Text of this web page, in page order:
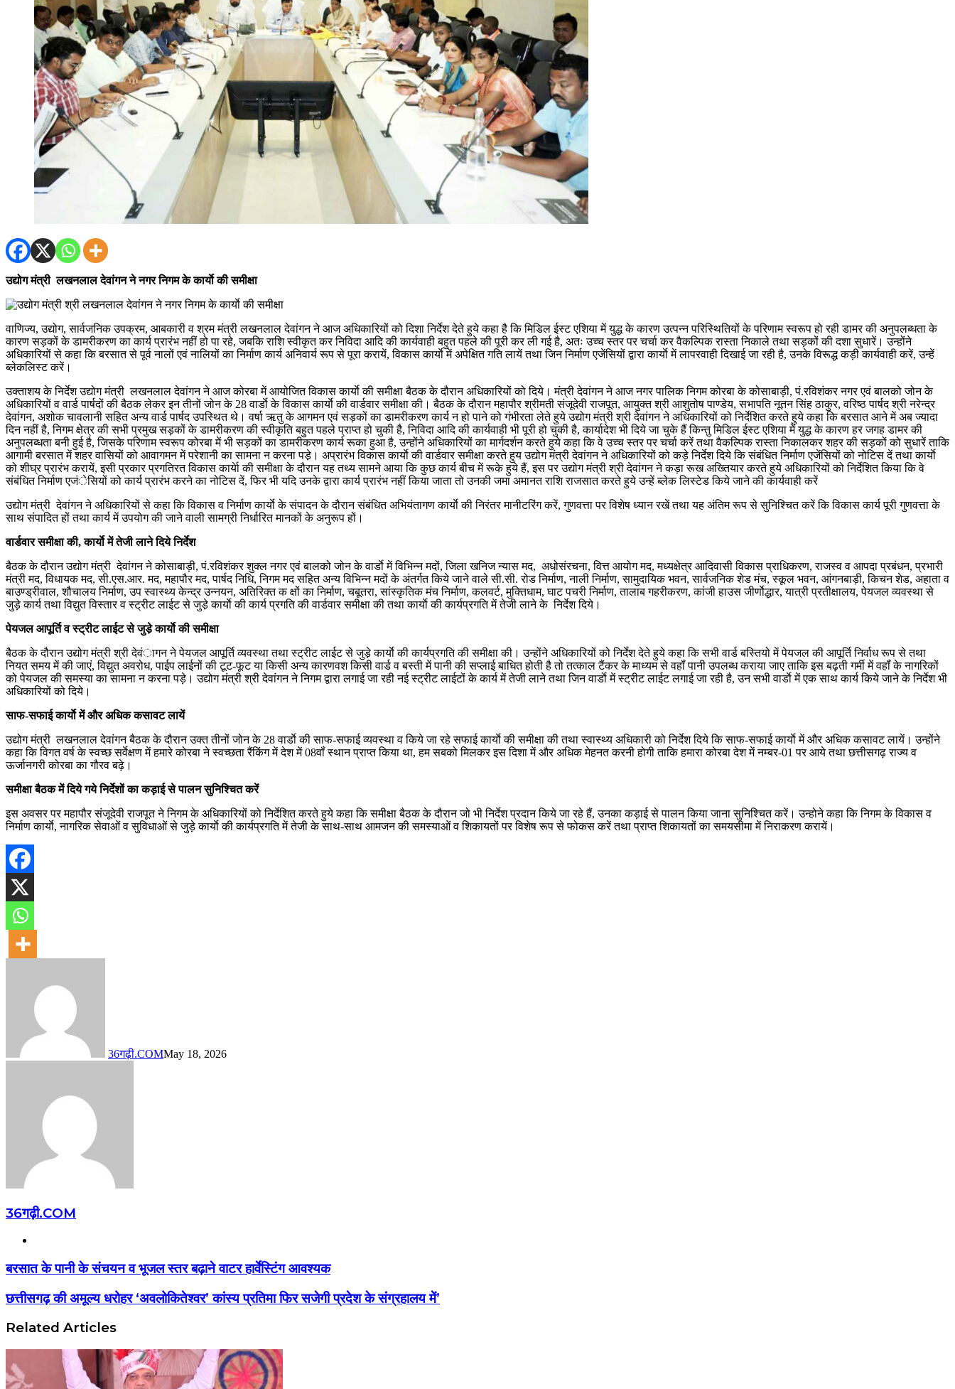
उद्योग मंत्री लखनलाल देवांगन ने नगर निगम के कार्याे की समीक्षा
वाणिज्य, उद्योग, सार्वजनिक उपक्रम, आबकारी व श्रम मंत्री लखनलाल देवांगन ने आज अधिकारियों को दिशा निर्देश देते हुये कहा है कि मिडिल ईस्ट एशिया में युद्ध के कारण उत्पन्न परिस्थितियों के परिणाम स्वरूप हो रही डामर की अनुपलब्धता के
कारण सड़कों के डामरीकरण का कार्य प्रारंभ नहीं हो पा रहे, जबकि राशि स्वीकृत कर निविदा आदि की कार्यवाही बहुत पहले की पूरी कर ली गई है, अतः उच्च स्तर पर चर्चा कर वैकल्पिक रास्ता निकाले तथा सड़कों की दशा सुधारें। उन्होंने
अधिकारियों से कहा कि बरसात से पूर्व नालों एवं नालियों का निर्माण कार्य अनिवार्य रूप से पूरा करायें, विकास कार्याे में अपेक्षित गति लायें तथा जिन निर्माण एजेंसियों द्वारा कार्याे में लापरवाही दिखाई जा रही है, उनके विरूद्ध कड़ी कार्यवाही करें, उन्हें
ब्लेकलिस्ट करें।
उक्ताशय के निर्देश उद्योग मंत्री लखनलाल देवांगन ने आज कोरबा में आयोजित विकास कार्याे की समीक्षा बैठक के दौरान अधिकारियों को दिये। मंत्री देवांगन ने आज नगर पालिक निगम कोरबा के कोसाबाड़ी, पं.रविशंकर नगर एवं बालको जोन के
अधिकारियों व वार्ड पार्षदों की बैठक लेकर इन तीनों जोन के 28 वार्डाे के विकास कार्याे की वार्डवार समीक्षा की। बैठक के दौरान महापौर श्रीमती संजूदेवी राजपूत, आयुक्त श्री आशुतोष पाण्डेय, सभापति नूतन सिंह ठाकुर, वरिष्ठ पार्षद श्री नरेन्द्र
देवांगन, अशोक चावलानी सहित अन्य वार्ड पार्षद उपस्थित थे। वर्षा ऋतु के आगमन एवं सड़कों का डामरीकरण कार्य न हो पाने को गंभीरता लेते हुये उद्योग मंत्री श्री देवांगन ने अधिकारियों को निर्देशित करते हुये कहा कि बरसात आने में अब ज्यादा
दिन नहीं है, निगम क्षेत्र की सभी प्रमुख सड़कों के डामरीकरण की स्वीकृति बहुत पहले प्राप्त हो चुकी है, निविदा आदि की कार्यवाही भी पूरी हो चुकी है, कार्यादेश भी दिये जा चुके हैं किन्तु मिडिल ईस्ट एशिया में युद्ध के कारण हर जगह डामर की
अनुपलब्धता बनी हुई है, जिसके परिणाम स्वरूप कोरबा में भी सड़कों का डामरीकरण कार्य रूका हुआ है, उन्होंने अधिकारियों का मार्गदर्शन करते हुये कहा कि वे उच्च स्तर पर चर्चा करें तथा वैकल्पिक रास्ता निकालकर शहर की सड़कों को सुधारें ताकि
आगामी बरसात में शहर वासियों को आवागमन में परेशानी का सामना न करना पडे़। अप्रारंभ विकास कार्याे की वार्डवार समीक्षा करते हुय उद्योग मंत्री देवांगन ने अधिकारियों को कड़े निर्देश दिये कि संबंधित निर्माण एजेंसियों को नोटिस दें तथा कार्याे
को शीघ्र प्रारंभ करायें, इसी प्रकार प्रगतिरत विकास कार्येा की समीक्षा के दौरान यह तथ्य सामने आया कि कुछ कार्य बीच में रूके हुये हैं, इस पर उद्योग मंत्री श्री देवांगन ने कड़ा रूख अख्तियार करते हुये अधिकारियों को निर्देशित किया कि वे
संबंधित निर्माण एजंेसियों को कार्य प्रारंभ करने का नोटिस दें, फिर भी यदि उनके द्वारा कार्य प्रारंभ नहीं किया जाता तो उनकी जमा अमानत राशि राजसात करते हुये उन्हें ब्लेक लिस्टेड किये जाने की कार्यवाही करें
उद्योग मंत्री देवांगन ने अधिकारियों से कहा कि विकास व निर्माण कार्याे के संपादन के दौरान संबंधित अभियंतागण कार्याे की निरंतर मानीटरिंग करें, गुणवत्ता पर विशेष ध्यान रखें तथा यह अंतिम रूप से सुनिश्चित करें कि विकास कार्य पूरी गुणवत्ता के
साथ संपादित हों तथा कार्य में उपयोग की जाने वाली सामग्री निर्धारित मानकों के अनुरूप हों।
वार्डवार समीक्षा की, कार्याे में तेजी लाने दिये निर्देश
बैठक के दौरान उद्योग मंत्री देवांगन ने कोसाबाड़ी, पं.रविशंकर शुक्ल नगर एवं बालको जोन के वार्डाे में विभिन्न मदों, जिला खनिज न्यास मद, अधोसंरचना, वित्त आयोग मद, मध्यक्षेत्र आदिवासी विकास प्राधिकरण, राजस्व व आपदा प्रबंधन, प्रभारी
मंत्री मद, विधायक मद, सी.एस.आर. मद, महापौर मद, पार्षद निधि, निगम मद सहित अन्य विभिन्न मदों के अंतर्गत किये जाने वाले सी.सी. रोड निर्माण, नाली निर्माण, सामुदायिक भवन, सार्वजनिक शेड मंच, स्कूल भवन, आंगनबाड़ी, किचन शेड, अहाता व
बाउण्ड्रीवाल, शौचालय निर्माण, उप स्वास्थ्य केन्द्र उन्नयन, अतिरिक्त क क्षों का निर्माण, चबूतरा, सांस्कृतिक मंच निर्माण, कलवर्ट, मुक्तिधाम, घाट पचरी निर्माण, तालाब गहरीकरण, कांजी हाउस जीर्णाेद्धार, यात्री प्रतीक्षालय, पेयजल व्यवस्था से
जुड़े कार्य तथा विद्युत विस्तार व स्ट्रीट लाईट से जुडे़ कार्याे की कार्य प्रगति की वार्डवार समीक्षा की तथा कार्याे की कार्यप्रगति में तेजी लाने के निर्देश दिये।
पेयजल आपूर्ति व स्ट्रीट लाईट से जुडे़ कार्याे की समीक्षा
बैठक के दौरान उद्योग मंत्री श्री देवंागन ने पेयजल आपूर्ति व्यवस्था तथा स्ट्रीट लाईट से जुडे़ कार्याे की कार्यप्रगति की समीक्षा की। उन्होंने अधिकारियों को निर्देश देते हुये कहा कि सभी वार्ड बस्तियो में पेयजल की आपूर्ति निर्वाध रूप से तथा
नियत समय में की जाएं, विद्युत अवरोध, पाईप लाईनों की टूट-फूट या किसी अन्य कारणवश किसी वार्ड व बस्ती में पानी की सप्लाई बाधित होती है तो तत्काल टैंकर के माध्यम से वहॉं पानी उपलब्ध कराया जाए ताकि इस बढ़ती गर्मी में वहॉं के नागरिकों
को पेयजल की समस्या का सामना न करना पड़े। उद्योग मंत्री श्री देवांगन ने निगम द्वारा लगाई जा रही नई स्ट्रीट लाईटों के कार्य में तेजी लाने तथा जिन वार्डाे में स्ट्रीट लाईट लगाई जा रही है, उन सभी वार्डाे में एक साथ कार्य किये जाने के निर्देश भी
अधिकारियों को दिये।
साफ-सफाई कार्याे में और अधिक कसावट लायें
उद्योग मंत्री लखनलाल देवांगन बैठक के दौरान उक्त तीनों जोन के 28 वार्डाे की साफ-सफाई व्यवस्था व किये जा रहे सफाई कार्याे की समीक्षा की तथा स्वास्थ्य अधिकारी को निर्देश दिये कि साफ-सफाई कार्याे में और अधिक कसावट लायें। उन्होंने
कहा कि विगत वर्ष के स्वच्छ सर्वेक्षण में हमारे कोरबा ने स्वच्छता रैंकिंग में देश में 08वॉं स्थान प्राप्त किया था, हम सबको मिलकर इस दिशा में और अधिक मेहनत करनी होगी ताकि हमारा कोरबा देश में नम्बर-01 पर आये तथा छत्तीसगढ़ राज्य व
ऊर्जानगरी कोरबा का गौरव बढ़े।
समीक्षा बैठक में दिये गये निर्देशों का कड़ाई से पालन सुनिश्चित करें
इस अवसर पर महापौर संजूदेवी राजपूत ने निगम के अधिकारियों को निर्देशित करते हुये कहा कि समीक्षा बैठक के दौरान जो भी निर्देश प्रदान किये जा रहे हैं, उनका कड़ाई से पालन किया जाना सुनिश्चित करें। उन्होने कहा कि निगम के विकास व
निर्माण कार्याे, नागरिक सेवाओं व सुविधाओं से जुड़े कार्याे की कार्यप्रगति में तेजी के साथ-साथ आमजन की समस्याओं व शिकायतों पर विशेष रूप से फोकस करें तथा प्राप्त शिकायतों का समयसीमा में निराकरण करायें।
36गढ़ी.COMMay 18, 2026
36गढ़ी.COM
बरसात के पानी के संचयन व भूजल स्तर बढ़ाने वाटर हार्वेस्टिंग आवश्यक
छत्तीसगढ़ की अमूल्य धरोहर ‘अवलोकितेश्वर’ कांस्य प्रतिमा फिर सजेगी प्रदेश के संग्रहालय में’
Related Articles